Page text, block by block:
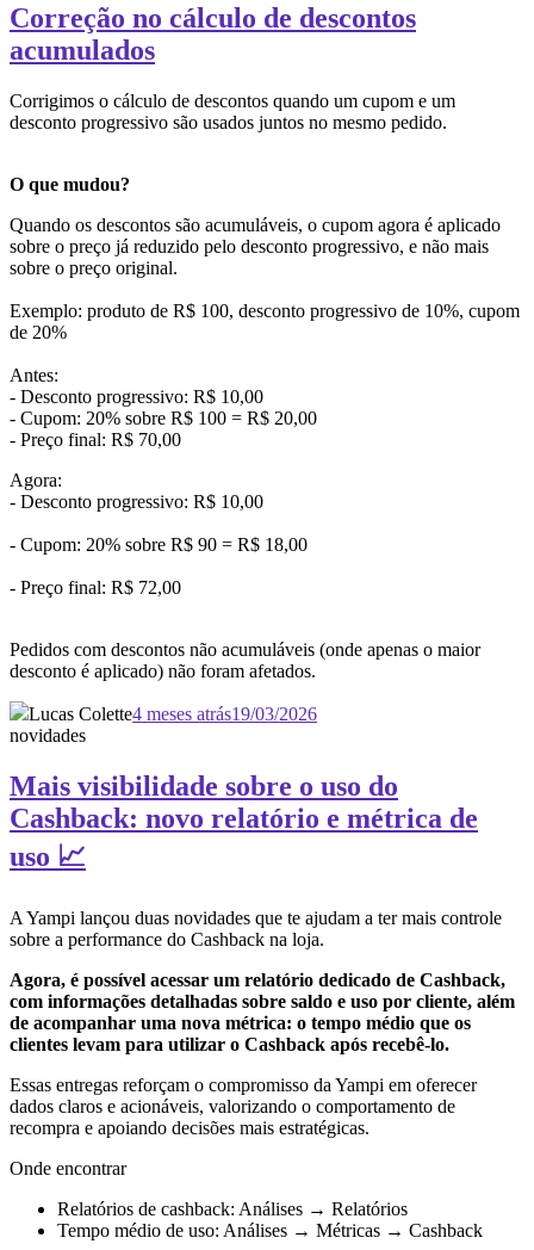
Correção no cálculo de descontos
acumulados
Corrigimos o cálculo de descontos quando um cupom e um
desconto progressivo são usados juntos no mesmo pedido.
O que mudou?
Quando os descontos são acumuláveis, o cupom agora é aplicado
sobre o preço já reduzido pelo desconto progressivo, e não mais
sobre o preço original.
Exemplo: produto de R$ 100, desconto progressivo de 10%, cupom
de 20%
Antes:
- Desconto progressivo: R$ 10,00
- Cupom: 20% sobre R$ 100 = R$ 20,00
- Preço final: R$ 70,00
Agora:
- Desconto progressivo: R$ 10,00
- Cupom: 20% sobre R$ 90 = R$ 18,00
- Preço final: R$ 72,00
Pedidos com descontos não acumuláveis (onde apenas o maior
desconto é aplicado) não foram afetados.
Lucas Colette4 meses atrás19/03/2026
novidades
Mais visibilidade sobre o uso do
Cashback: novo relatório e métrica de
uso 📈
A Yampi lançou duas novidades que te ajudam a ter mais controle
sobre a performance do Cashback na loja.
Agora, é possível acessar um relatório dedicado de Cashback,
com informações detalhadas sobre saldo e uso por cliente, além
de acompanhar uma nova métrica: o tempo médio que os
clientes levam para utilizar o Cashback após recebê-lo.
Essas entregas reforçam o compromisso da Yampi em oferecer
dados claros e acionáveis, valorizando o comportamento de
recompra e apoiando decisões mais estratégicas.
Onde encontrar
Relatórios de cashback: Análises → Relatórios
Tempo médio de uso: Análises → Métricas → Cashback